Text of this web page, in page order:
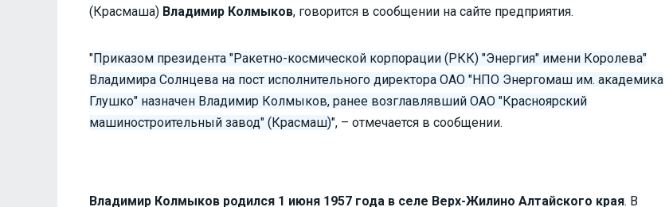
(Красмаша) Владимир Колмыков, говорится в сообщении на сайте предприятия.
"Приказом президента "Ракетно-космической корпорации (РКК) "Энергия" имени Королева"
Владимира Солнцева на пост исполнительного директора ОАО "НПО Энергомаш им. академика
Глушко" назначен Владимир Колмыков, ранее возглавлявший ОАО "Красноярский
машиностроительный завод" (Красмаш)", – отмечается в сообщении.
Владимир Колмыков родился 1 июня 1957 года в селе Верх-Жилино Алтайского края. В